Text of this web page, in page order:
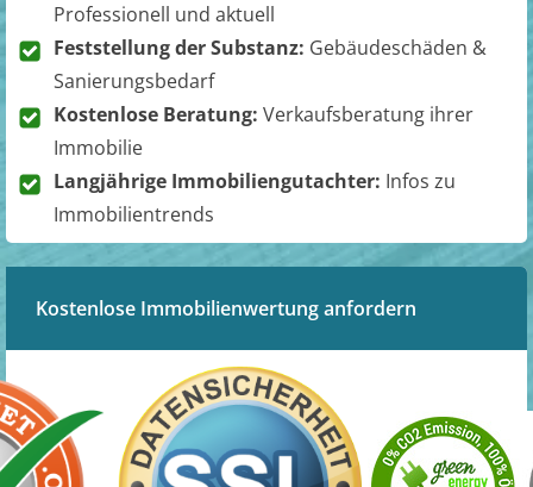
Professionell und aktuell
Feststellung der Substanz: Gebäudeschäden &
Sanierungsbedarf
Kostenlose Beratung: Verkaufsberatung ihrer
Immobilie
Langjährige Immobiliengutachter: Infos zu
Immobilientrends
Kostenlose Immobilienwertung anfordern